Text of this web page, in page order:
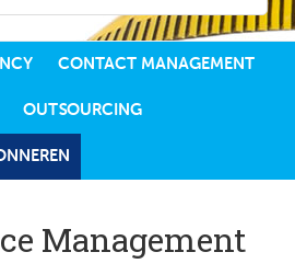
CONTACT MANAGEMENT
OUTSOURCING
Management